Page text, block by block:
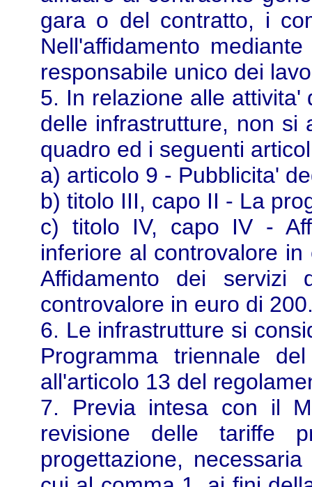
gara o del contratto, i
Nell'affidamento
responsabile unico dei
5. In relazione alle attivita'
delle infrastrutture, non si
quadro ed i seguenti
a) articolo 9 - Pubblicita'
b) titolo III, capo II - La
c) titolo IV, capo IV -
inferiore al controvalore
Affidamento dei
controvalore in euro di
6. Le infrastrutture si
Programma triennale
all'articolo 13 del
7. Previa intesa con il
revisione delle tariffe
progettazione,